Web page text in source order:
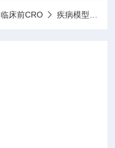
临床前CRO 疾病模型体内药效学